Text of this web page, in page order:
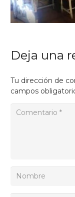
Deja una
Tu dirección de
campos